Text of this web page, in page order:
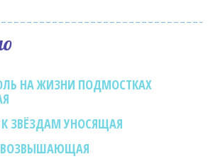
НА ЖИЗНИ ПОДМОСТКАХ
К ЗВЁЗДАМ УНОСЯЩАЯ
ВОЗВЫШАЮЩАЯ